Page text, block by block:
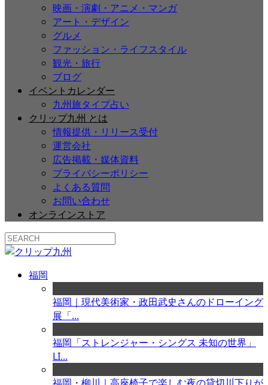
映画・演劇・アニメ・マンガ
アート・デザイン
グルメ
ファッション・ライフスタイル
観光・旅行
ブログ
イベントカレンダー
九州旅タイプ占い
クリップ九州 とは
情報提供・リリース受付
運営会社
広告掲載・媒体資料
プライバシーポリシー
よくある質問
お問い合わせ
オンラインストア
福岡
福岡｜現代美術家・政田武史さんのドローイング
展「...
福岡「ストレンジャー・シングス 未知の世界」
LI...